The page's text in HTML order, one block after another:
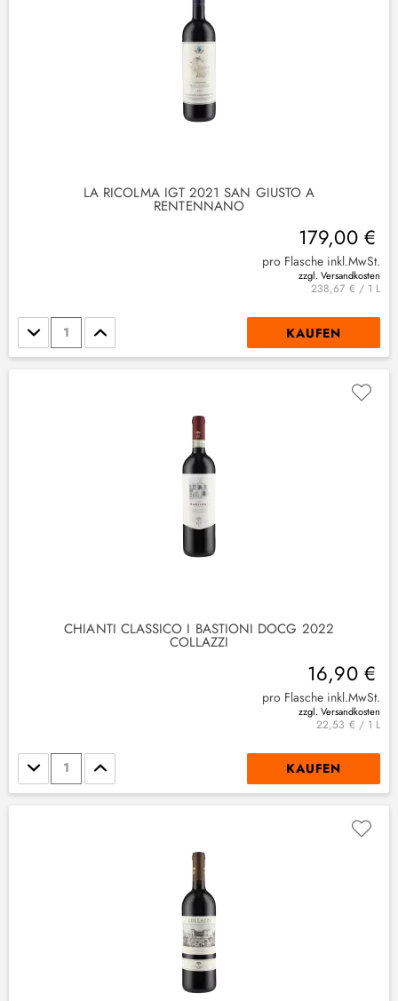
LA RICOLMA IGT 2021 SAN GIUSTO A
RENTENNANO
179,00 €
pro Flasche inkl.MwSt.
zzgl. Versandkosten
238,67 € / 1 L
Stückzahl KAUFEN
CHIANTI CLASSICO I BASTIONI DOCG 2022
COLLAZZI
16,90 €
pro Flasche inkl.MwSt.
zzgl. Versandkosten
22,53 € / 1 L
Stückzahl KAUFEN